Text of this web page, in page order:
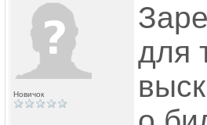
Новичок
для